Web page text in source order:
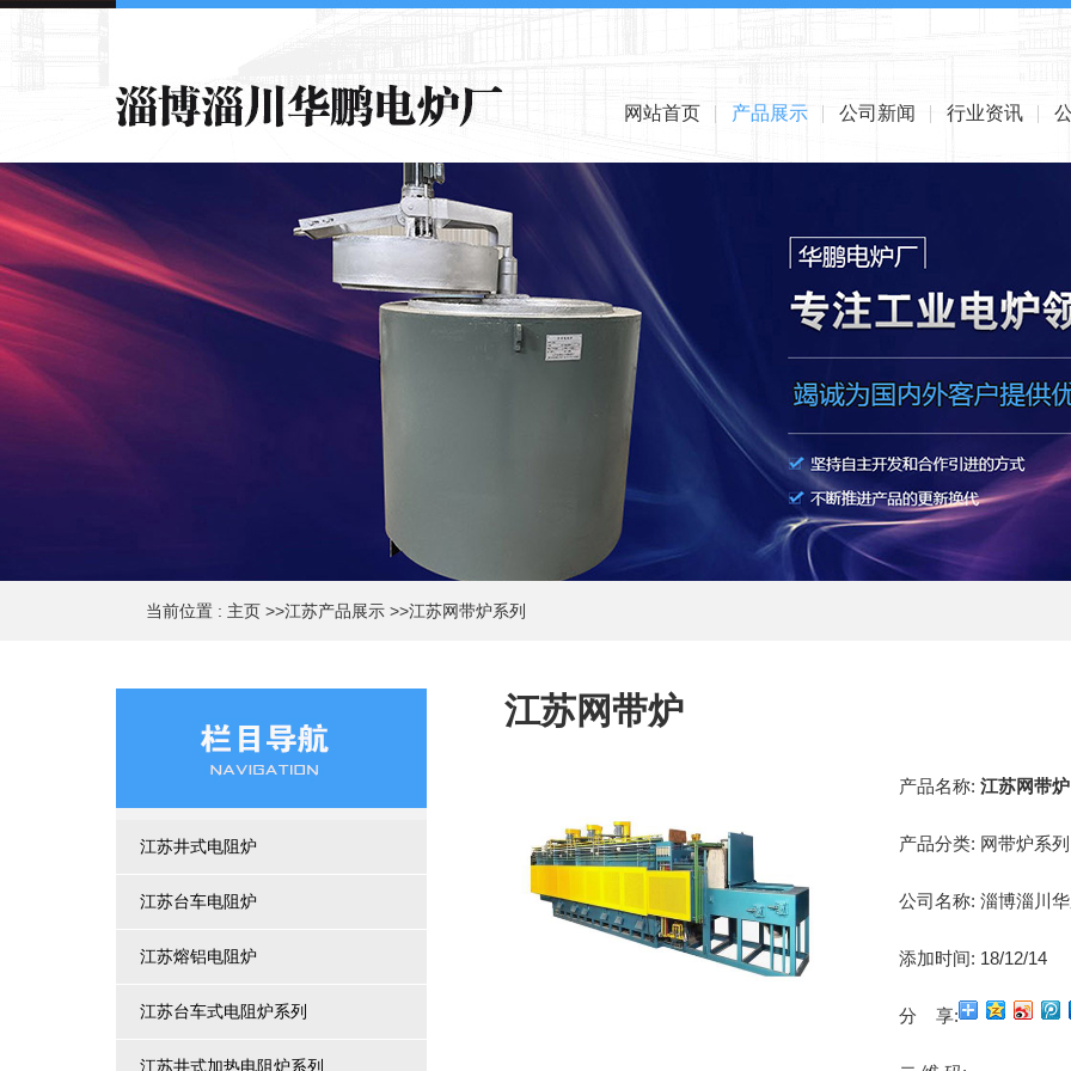
网站首页 产品展示 公司新闻 行业资讯
当前位置 : 主页 >>江苏产品展示 >>江苏网带炉系列
江苏井式电阻炉
江苏台车电阻炉
江苏熔铝电阻炉
江苏台车式电阻炉系列
江苏井式加热电阻炉系列
江苏网带炉
产品名称: 江苏网带炉
产品分类: 网带炉系列
公司名称: 淄博淄川
添加时间: 18/12/14
分 享: